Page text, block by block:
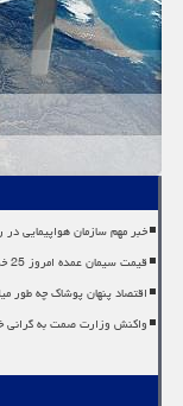
خبر مهم سازمان هواپیمایی در
قیمت سیمان عمده امروز 25 خرداد 1405
اقتصاد پنهان پوشاک چه طور
واکنش وزارت صمت به گرانی